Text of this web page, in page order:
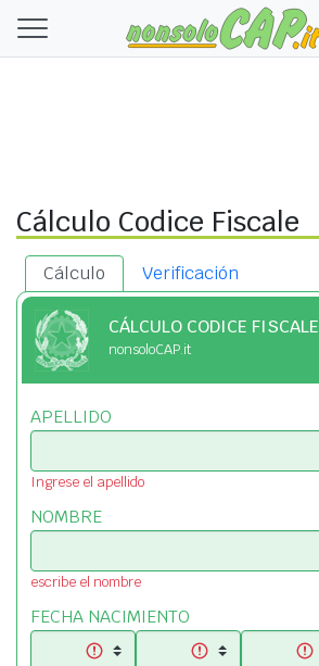
Cálculo Codice Fiscale
Cálculo Verificación
CÁLCULO CODICE FISCALE
nonsoloCAP.it
APELLIDO
Ingrese el apellido
NOMBRE
escribe el nombre
FECHA NACIMIENTO